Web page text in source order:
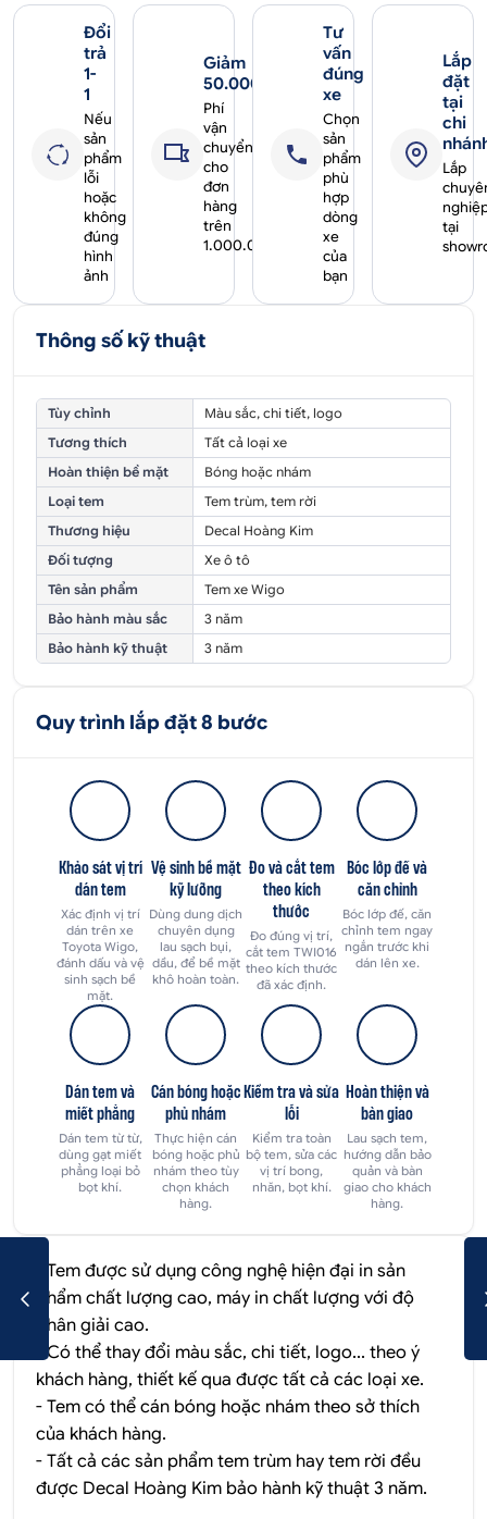
Đổi
trả
1-
1
Nếu
sản
phẩm
lỗi
hoặc
không
đúng
hình
ảnh
Giảm
50.000₫
Phí
vận
chuyển
cho
đơn
hàng
trên
1.000.000₫
Tư
vấn
đúng
xe
Chọn
sản
phẩm
phù
hợp
dòng
xe
của
bạn
Lắp
đặt
tại
chi
Lắp
tại
Thông số kỹ thuật
Tùy chỉnh
Màu sắc, chi tiết, logo
Tương thích
Tất cả loại xe
Hoàn thiện bề mặt
Bóng hoặc nhám
Loại tem
Tem trùm, tem rời
Thương hiệu
Decal Hoàng Kim
Đối tượng
Xe ô tô
Tên sản phẩm
Tem xe Wigo
Bảo hành màu sắc
3 năm
Bảo hành kỹ thuật
3 năm
Quy trình lắp đặt 8 bước
Khảo sát vị trí
dán tem
Xác định vị trí
dán trên xe
Toyota Wigo,
đánh dấu và vệ
sinh sạch bề
mặt.
Vệ sinh bề mặt
kỹ lưỡng
Dùng dung dịch
chuyên dụng
lau sạch bụi,
dầu, để bề mặt
khô hoàn toàn.
Đo và cắt tem
theo kích
thước
Đo đúng vị trí,
cắt tem TWI016
theo kích thước
đã xác định.
Bóc lớp đế và
căn chỉnh
Bóc lớp đế, căn
chỉnh tem ngay
ngắn trước khi
dán lên xe.
Dán tem và
miết phẳng
Dán tem từ từ,
dùng gạt miết
phẳng loại bỏ
bọt khí.
Cán bóng hoặc
phủ nhám
Thực hiện cán
bóng hoặc phủ
nhám theo tùy
chọn khách
hàng.
Kiểm tra và sửa
lỗi
Kiểm tra toàn
bộ tem, sửa các
vị trí bong,
nhăn, bọt khí.
Hoàn thiện và
bàn giao
Lau sạch tem,
hướng dẫn bảo
quản và bàn
giao cho khách
hàng.
- Tem được sử dụng công nghệ hiện đại in sản
phẩm chất lượng cao, máy in chất lượng với độ
phân giải cao.
- Có thể thay đổi màu sắc, chi tiết, logo... theo ý
khách hàng, thiết kế qua được tất cả các loại xe.
- Tem có thể cán bóng hoặc nhám theo sở thích
của khách hàng.
- Tất cả các sản phẩm tem trùm hay tem rời đều
được Decal Hoàng Kim bảo hành kỹ thuật 3 năm.